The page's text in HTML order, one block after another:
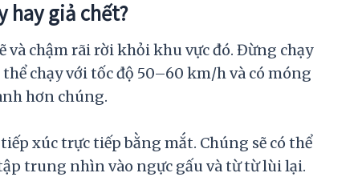
hay giả chết?
và chậm rãi rời khỏi khu vực đó. Đừng chạy
chạy với tốc độ 50–60 km/h và có móng
hơn chúng.
xúc trực tiếp bằng mắt. Chúng sẽ có thể
trung nhìn vào ngực gấu và từ từ lùi lại.